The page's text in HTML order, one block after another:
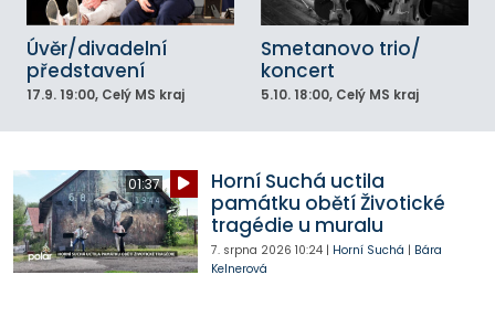
Úvěr/divadelní
představení
17.9. 19:00, Celý MS kraj
Smetanovo trio/
koncert
5.10. 18:00, Celý MS kraj
01:37
Horní Suchá uctila
památku obětí Životické
tragédie u muralu
7. srpna 2026 10:24| Horní Suchá | Bára
Kelnerová